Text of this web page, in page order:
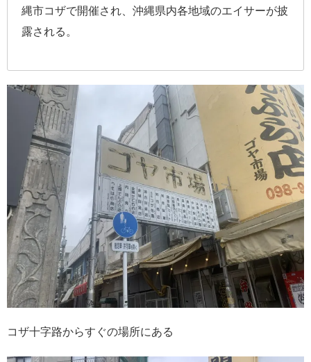
縄市コザで開催され、沖縄県内各地域のエイサーが披
露される。
コザ十字路からすぐの場所にある